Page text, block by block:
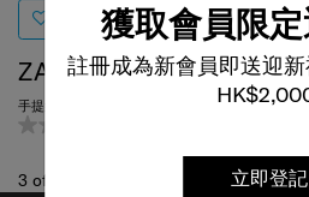
獲取會員限
註冊成為新會員即送迎
立即登記
ZALIA 3
手提袋 14.1吋
3 of